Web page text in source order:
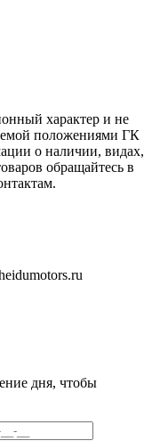
характер и не
положениями ГК
о наличии, видах,
обращайтесь в
дня, чтобы